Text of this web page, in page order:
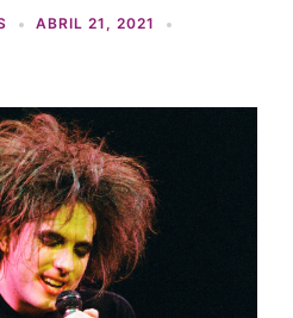
ABRIL 21, 2021